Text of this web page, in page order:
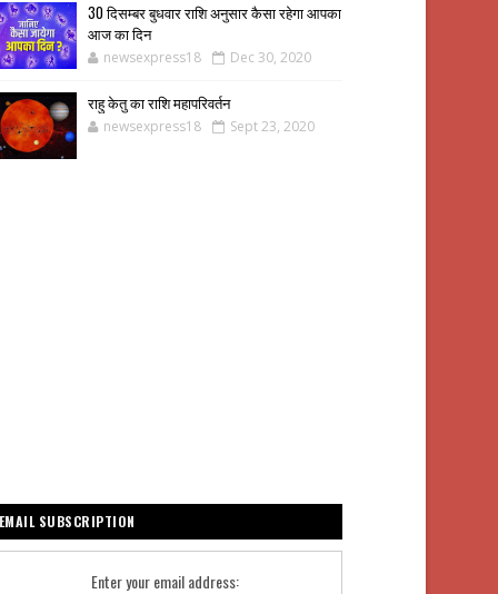
30 दिसम्बर बुधवार राशि अनुसार कैसा रहेगा आपका
आज का दिन
newsexpress18 Dec 30, 2020
राहु केतु का राशि महापरिवर्तन
newsexpress18 Sept 23, 2020
EMAIL SUBSCRIPTION
Enter your email address: